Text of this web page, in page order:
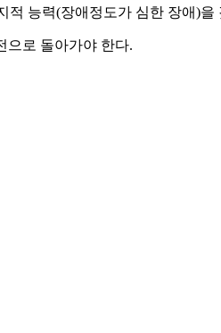
적 능력(장애정도가 심한 장애)을
으로 돌아가야 한다.